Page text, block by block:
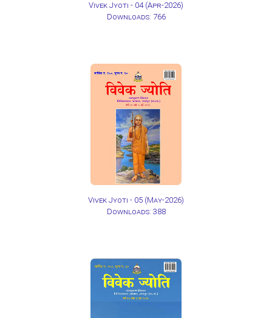
Vivek Jyoti - 04 (Apr-2026)
Downloads: 766
Vivek Jyoti - 05 (May-2026)
Downloads: 388